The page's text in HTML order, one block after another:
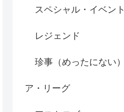
スペシャル・イベント
レジェンド
珍事（めったにない）
ア・リーグ